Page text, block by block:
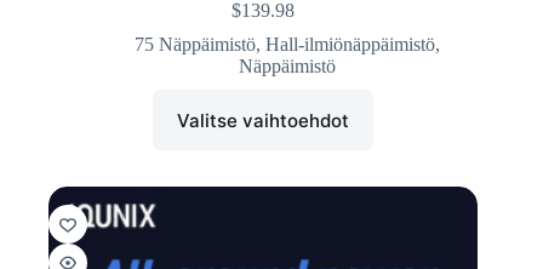
$139.98
75 Näppäimistö,Hall-ilmiönäppäimistö,
Näppäimistö
Valitse vaihtoehdot